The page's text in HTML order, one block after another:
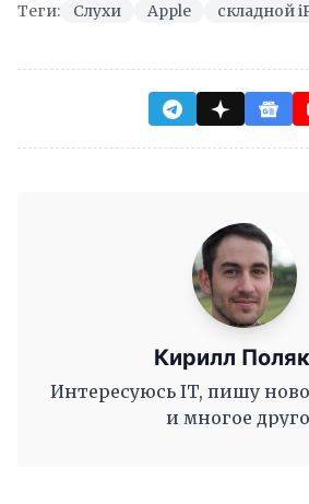
Теги: Слухи Apple складной
Кирилл
Интересуюсь IT, пишу
и многое